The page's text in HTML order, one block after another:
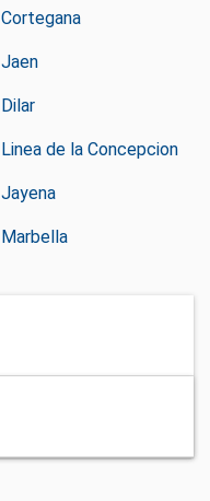
Cortegana
Jaen
Dilar
Linea de la Concepcion
Jayena
Marbella